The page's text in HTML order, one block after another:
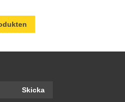
Skicka